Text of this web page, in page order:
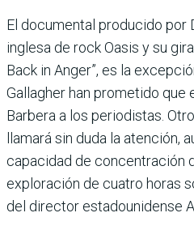
El documental producido por
inglesa de rock Oasis y su
Back in Anger”, es la
Gallagher han prometido que
Barbera a los periodistas.
llamará sin duda la atención,
capacidad de concentración
exploración de cuatro horas
del director estadounidense